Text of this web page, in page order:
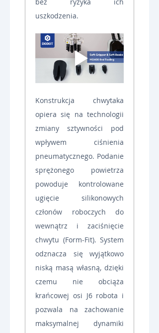
uszkodzenia.
Konstrukcja chwytaka
opiera się na technologii
zmiany sztywności pod
wpływem ciśnienia
pneumatycznego. Podanie
sprężonego powietrza
powoduje kontrolowane
ugięcie silikonowych
członów roboczych do
wewnątrz i zaciśnięcie
chwytu (Form-Fit). System
odznacza się wyjątkowo
niską masą własną, dzięki
czemu nie obciąża
krańcowej osi J6 robota i
pozwala na zachowanie
maksymalnej dynamiki